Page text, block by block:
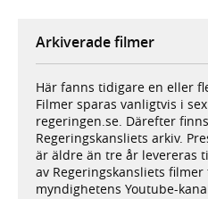
Arkiverade filmer
Här fanns tidigare en eller
Filmer sparas vanligtvis i
regeringen.se. Därefter
Regeringskansliets arkiv.
är äldre än tre år levereras
av Regeringskansliets
myndighetens Youtube-